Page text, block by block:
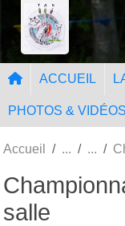
ACCUEIL
PHOTOS & VIDÉOS
Accueil
salle
Panneau de gestion